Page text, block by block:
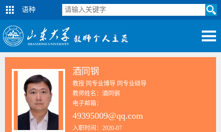
语种
酒同钢
教授 同专业博导 同专业硕导
教师姓名：酒同钢
电子邮箱：
49395009@qq.com
入职时间：2020-07